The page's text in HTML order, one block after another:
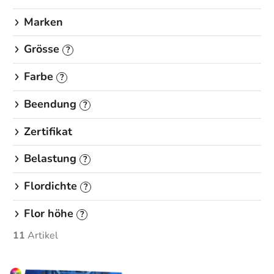
Marken
Grösse
?
Farbe ?
Beendung ?
Zertifikat
Belastung
?
Flordichte ?
Flor höhe ?
11 Artikel
L